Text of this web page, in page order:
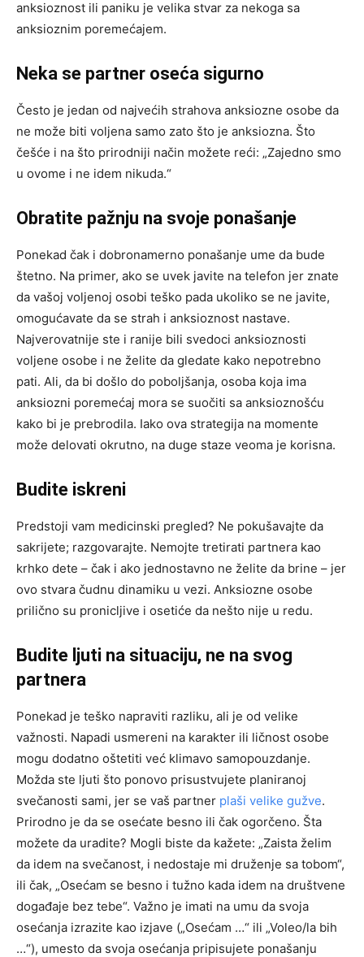
anksioznost ili paniku je velika stvar za nekoga sa
anksioznim poremećajem.
Neka se partner oseća sigurno
Često je jedan od najvećih strahova anksiozne osobe da
ne može biti voljena samo zato što je anksiozna. Što
češće i na što prirodniji način možete reći: „Zajedno smo
u ovome i ne idem nikuda.“
Obratite pažnju na svoje ponašanje
Ponekad čak i dobronamerno ponašanje ume da bude
štetno. Na primer, ako se uvek javite na telefon jer znate
da vašoj voljenoj osobi teško pada ukoliko se ne javite,
omogućavate da se strah i anksioznost nastave.
Najverovatnije ste i ranije bili svedoci anksioznosti
voljene osobe i ne želite da gledate kako nepotrebno
pati. Ali, da bi došlo do poboljšanja, osoba koja ima
anksiozni poremećaj mora se suočiti sa anksioznošću
kako bi je prebrodila. Iako ova strategija na momente
može delovati okrutno, na duge staze veoma je korisna.
Budite iskreni
Predstoji vam medicinski pregled? Ne pokušavajte da
sakrijete; razgovarajte. Nemojte tretirati partnera kao
krhko dete – čak i ako jednostavno ne želite da brine – jer
ovo stvara čudnu dinamiku u vezi. Anksiozne osobe
prilično su pronicljive i osetiće da nešto nije u redu.
Budite ljuti na situaciju, ne na svog
partnera
Ponekad je teško napraviti razliku, ali je od velike
važnosti. Napadi usmereni na karakter ili ličnost osobe
mogu dodatno oštetiti već klimavo samopouzdanje.
Možda ste ljuti što ponovo prisustvujete planiranoj
svečanosti sami, jer se vaš partner plaši velike gužve.
Prirodno je da se osećate besno ili čak ogorčeno. Šta
možete da uradite? Mogli biste da kažete: „Zaista želim
da idem na svečanost, i nedostaje mi druženje sa tobom“,
ili čak, „Osećam se besno i tužno kada idem na društvene
događaje bez tebe“. Važno je imati na umu da svoja
osećanja izrazite kao izjave („Osećam …“ ili „Voleo/la bih
…“), umesto da svoja osećanja pripisujete ponašanju